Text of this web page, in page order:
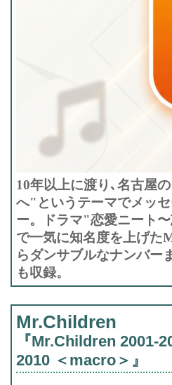
10年以上に渡り､名古屋
へ"というテーマでメッ
ー。ドラマ"恋愛ニート
で一気に知名度を上げた
らダンサブルなナンバー
も収録。
Mr.Children
『Mr.Children 2001-
2010 ＜macro＞』